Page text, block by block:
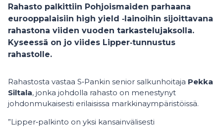
Rahasto palkittiin Pohjoismaiden parhaana
eurooppalaisiin high yield ‑lainoihin sijoittavana
rahastona viiden vuoden tarkastelujaksolla.
Kyseessä on jo viides Lipper‑tunnustus
rahastolle.
Rahastosta vastaa S‑Pankin senior salkunhoitaja Pekka
Siltala, jonka johdolla rahasto on menestynyt
johdonmukaisesti erilaisissa markkinaympäristöissä.
”Lipper‑palkinto on yksi kansainvälisesti